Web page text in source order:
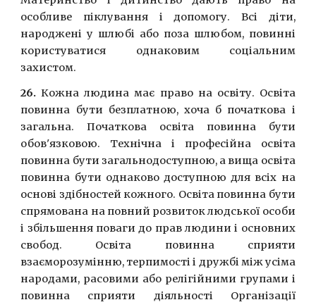
особливе пiклування i допомогу. Всi дiти,
народженi у шлюбi або поза шлюбом, повиннi
користуватися однаковим соцiальним
захистом.
26.Кожна людина має право на освiту. Освiта
повинна бути безплатною, хоча б початкова i
загальна. Початкова освiта повинна бути
обов'язковою. Технiчна i професiйна освiта
повинна бути загальнодоступною, а вища освiта
повинна бути однаково доступною для всiх на
основi здiбностей кожного. Освiта повинна бути
спрямована на повний розвиток людської особи
i збiльшення поваги до прав людини i основних
свобод. Освiта повинна сприяти
взаєморозумiнню, терпимостi i дружбi мiж усiма
народами, расовими або релiгiйними групами i
повинна сприяти діяльності Органiзацiї